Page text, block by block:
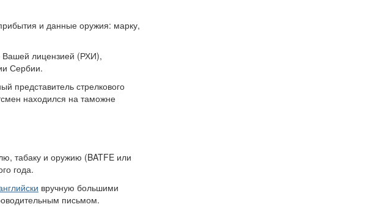
и данные оружия: марку,
Вашей лицензией (РХИ),
Сербии.
представитель стрелкового
находился на таможне
табаку и оружию (BATFE или
года.
вручную большими
письмом.